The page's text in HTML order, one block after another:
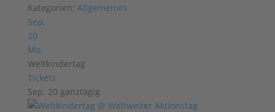
Kategorien: Allgemeines
Sep.
20
Mo.
Weltkindertag
Tickets
Sep. 20 ganztägig